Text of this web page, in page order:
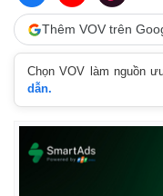
Thêm VOV trên
Chọn VOV làm nguồn
dẫn.